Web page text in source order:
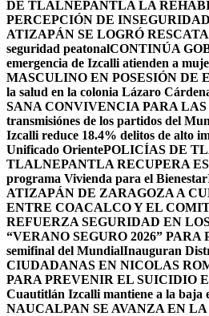
DE TLALNEPANTLA LA
PERCEPCIÓN DE
ATIZAPÁN SE LOGRÓ
seguridad peatonalCONTINÚA
emergencia de Izcalli atienden a
MASCULINO EN POSESIÓN DE
la salud en la colonia Lázaro
SANA CONVIVENCIA PARA
transmisiónes de los partidos del
Izcalli reduce 18.4% delitos de alto
Unificado OrientePOLICÍAS DE
TLALNEPANTLA RECUPERA
programa Vivienda para el Bienestar
ATIZAPÁN DE ZARAGOZA A
ENTRE COACALCO Y EL
REFUERZA SEGURIDAD EN
“VERANO SEGURO 2026”
semifinal del MundialInauguran
CIUDADANAS EN NICOLAS
PARA PREVENIR EL SUICIDIO
Cuautitlán Izcalli mantiene a la baja
NAUCALPAN SE AVANZA EN